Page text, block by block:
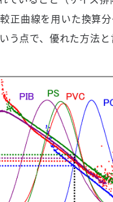
正曲線を用いた換算
点で、優れた方法と